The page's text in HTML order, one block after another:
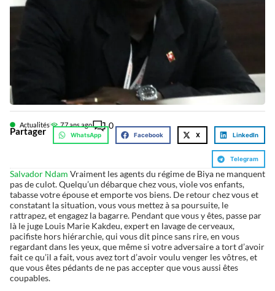
Actualités 77 ans ago 0
Partager WhatsApp Facebook X LinkedIn
Telegram
Salvador Ndam Vraiment les agents du régime de Biya ne manquent
pas de culot. Quelqu’un débarque chez vous, viole vos enfants,
tabasse votre épouse et emporte vos biens. De retour chez vous et
constatant la situation, vous vous mettez à sa poursuite, le
rattrapez, et engagez la bagarre. Pendant que vous y êtes, passe par
là le juge Louis Marie Kakdeu, expert en lavage de cerveaux,
pacifiste hors hiérarchie, qui vous dit pince sans rire, en vous
regardant dans les yeux, que même si votre adversaire a tort d’avoir
fait ce qu’il a fait, vous avez tort d’avoir voulu venger les vôtres, et
que vous êtes pédants de ne pas accepter que vous aussi êtes
coupables.